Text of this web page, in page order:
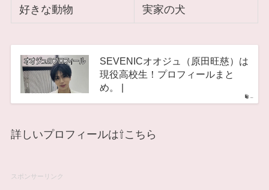
好きな動物 実家の犬
–
SEVENICオオジュ（原田旺慈）は
現役高校生！プロフィールまと
め。 |
詳しいプロフィールは⇧こちら
スポンサーリンク